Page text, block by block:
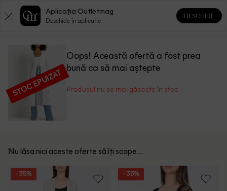
0 0
STOC EPUIZAT
Oops! Această ofertă a fost prea
bună ca să mai aștepte
Produsul nu se mai găsește în stoc
Nu lăsa nici aceste oferte să îți scape...
- 35% - 35%
Aplicația Outletmag
Deschide în aplicație
DESCHIDE